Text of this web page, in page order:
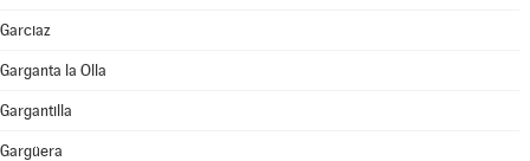
Garciaz
Garganta la Olla
Gargantilla
Gargüera